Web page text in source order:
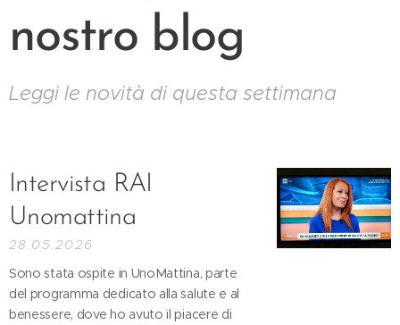
nostro blog
Leggi le novità di questa settimana
Intervista RAI
Unomattina
28.05.2026
Sono stata ospite in UnoMattina, parte
del programma dedicato alla salute e al
benessere, dove ho avuto il piacere di